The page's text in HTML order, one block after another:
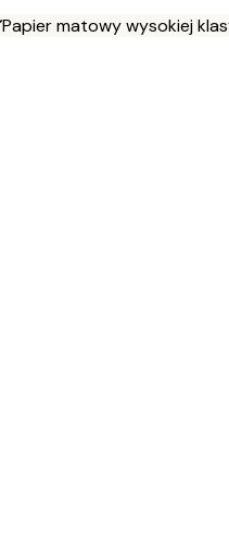
Papier matowy wysokiej